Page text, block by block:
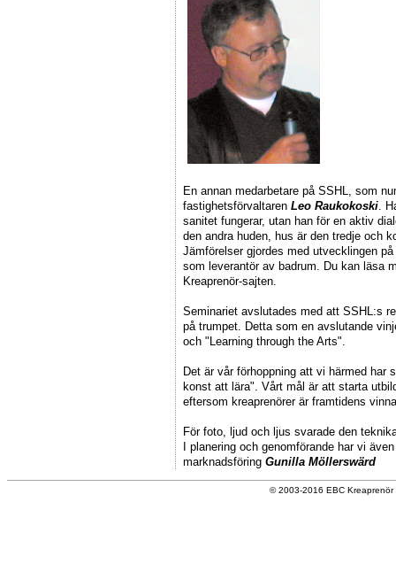
En annan medarbetare på SSHL, som
fastighetsförvaltaren Leo Raukokoski .
sanitet fungerar, utan han för en aktiv
den andra huden, hus är den tredje och
Jämförelser gjordes med utvecklingen
som leverantör av badrum. Du kan läsa
Kreaprenör-sajten.
Seminariet avslutades med att SSHL:s
på trumpet. Detta som en avslutande
och "Learning through the Arts".
Det är vår förhoppning att vi härmed har
konst att lära". Vårt mål är att starta
eftersom kreaprenörer är framtidens
För foto, ljud och ljus svarade den
I planering och genomförande har vi
marknadsföring Gunilla Möllerswärd
© 2003-2016 EBC Kreaprenör